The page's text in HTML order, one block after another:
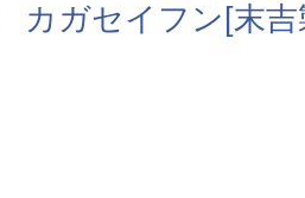
カガセイフン[末吉